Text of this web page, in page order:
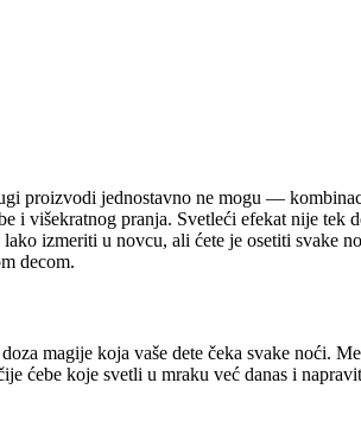
proizvodi jednostavno ne mogu —
i višekratnog pranja. Svetleći efekat nije
izmeriti u novcu, ali ćete je osetiti svake
decom.
magije koja vaše dete čeka svake noći.
koje svetli u mraku već danas i